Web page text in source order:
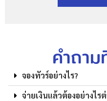
คำถา
จองทัวร์อย่างไร?
จ่ายเงินแล้วต้องอย่างไร